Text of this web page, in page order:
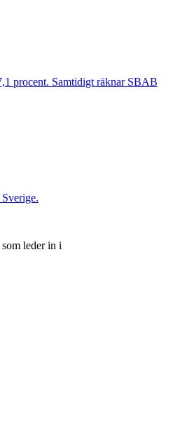
procent. Samtidigt räknar SBAB
leder in i